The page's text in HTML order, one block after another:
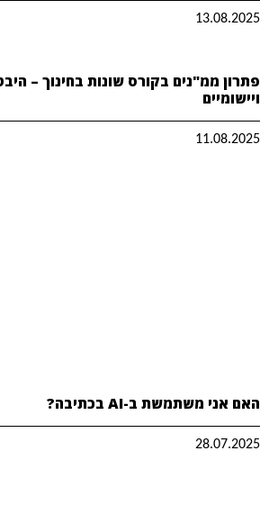
13.08.2025
פתרון ממ"נים בקורס שונות בחינוך –
ויישומיים
11.08.2025
האם אני משתמשת ב-AI בכתיבה?
28.07.2025